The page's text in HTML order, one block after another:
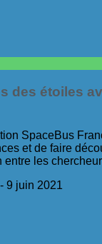
des étoiles
SpaceBus
et de faire
entre les
9 juin 2021